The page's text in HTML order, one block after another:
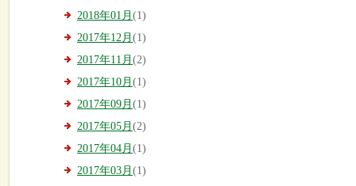
2018年01月 (1)
2017年12月 (1)
2017年11月 (2)
2017年10月 (1)
2017年09月 (1)
2017年05月 (2)
2017年04月 (1)
2017年03月 (1)